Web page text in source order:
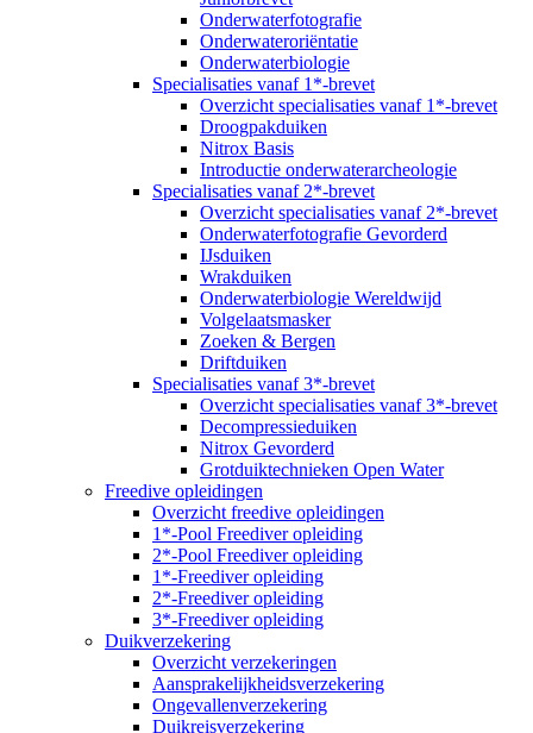
Onderwaterfotografie
Onderwateroriëntatie
Onderwaterbiologie
Specialisaties vanaf 1*-brevet
Overzicht specialisaties vanaf 1*-brevet
Droogpakduiken
Nitrox Basis
Introductie onderwaterarcheologie
Specialisaties vanaf 2*-brevet
Overzicht specialisaties vanaf 2*-brevet
Onderwaterfotografie Gevorderd
IJsduiken
Wrakduiken
Onderwaterbiologie Wereldwijd
Volgelaatsmasker
Zoeken & Bergen
Driftduiken
Specialisaties vanaf 3*-brevet
Overzicht specialisaties vanaf 3*-brevet
Decompressieduiken
Nitrox Gevorderd
Grotduiktechnieken Open Water
Freedive opleidingen
Overzicht freedive opleidingen
1*-Pool Freediver opleiding
2*-Pool Freediver opleiding
1*-Freediver opleiding
2*-Freediver opleiding
3*-Freediver opleiding
Duikverzekering
Overzicht verzekeringen
Aansprakelijkheidsverzekering
Ongevallenverzekering
Duikreisverzekering